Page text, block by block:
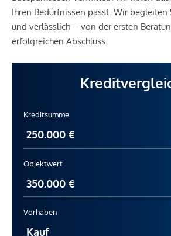
Ihren Bedürfnissen passt. Wir
und verlässlich – von der ersten
erfolgreichen Abschluss.
Kreditsumme
Objektwert
Vorhaben